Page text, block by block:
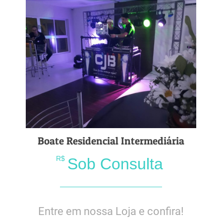
Boate Residencial Intermediária
R$ Sob Consulta
Entre em nossa Loja e confira!